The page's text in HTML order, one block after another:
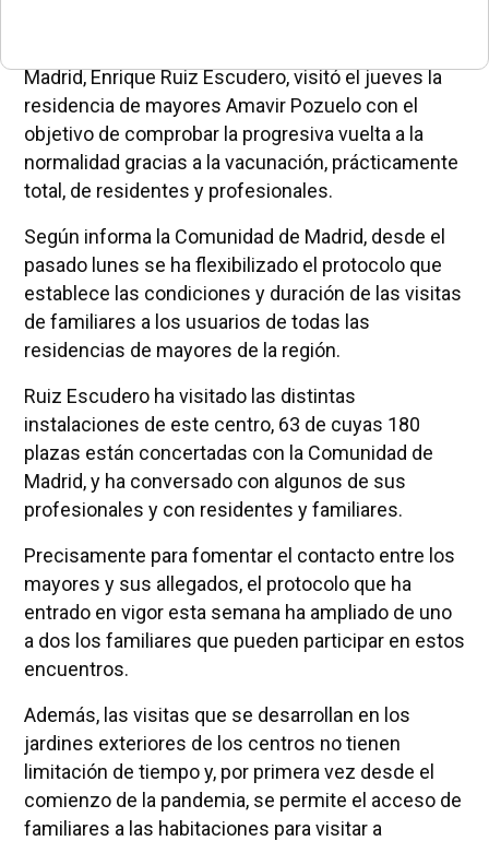
Madrid, Enrique Ruiz Escudero, visitó el jueves la
residencia de mayores Amavir Pozuelo con el
objetivo de comprobar la progresiva vuelta a la
normalidad gracias a la vacunación, prácticamente
total, de residentes y profesionales.
Según informa la Comunidad de Madrid, desde el
pasado lunes se ha flexibilizado el protocolo que
establece las condiciones y duración de las visitas
de familiares a los usuarios de todas las
residencias de mayores de la región.
Ruiz Escudero ha visitado las distintas
instalaciones de este centro, 63 de cuyas 180
plazas están concertadas con la Comunidad de
Madrid, y ha conversado con algunos de sus
profesionales y con residentes y familiares.
Precisamente para fomentar el contacto entre los
mayores y sus allegados, el protocolo que ha
entrado en vigor esta semana ha ampliado de uno
a dos los familiares que pueden participar en estos
encuentros.
Además, las visitas que se desarrollan en los
jardines exteriores de los centros no tienen
limitación de tiempo y, por primera vez desde el
comienzo de la pandemia, se permite el acceso de
familiares a las habitaciones para visitar a